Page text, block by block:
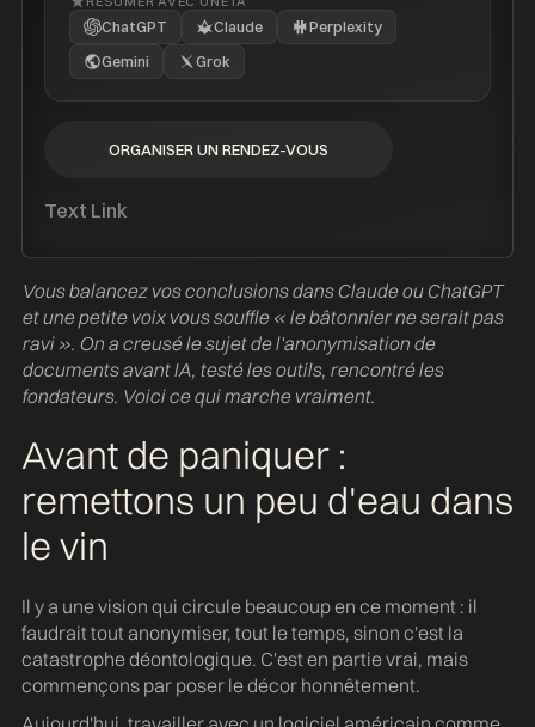
Vous balancez vos conclusions dans Claude ou ChatGPT
et une petite voix vous souffle « le bâtonnier ne serait pas
ravi ». On a creusé le sujet de l'anonymisation de
documents avant IA, testé les outils, rencontré les
fondateurs. Voici ce qui marche vraiment.
Avant de paniquer :
remettons un peu d'eau dans
le vin
Il y a une vision qui circule beaucoup en ce moment : il
faudrait tout anonymiser, tout le temps, sinon c'est la
catastrophe déontologique. C'est en partie vrai, mais
commençons par poser le décor honnêtement.
ChatGPT Claude
Perplexity
Gemini
Grok
ORGANISER UN RENDEZ-VOUS
Text Link